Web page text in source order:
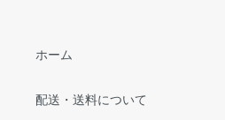
ホーム
配送・送料について